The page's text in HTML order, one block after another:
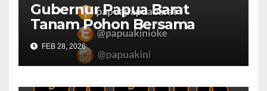
Gubernur Papua Barat
Tanam Pohon Bersama
Civitas Academica
Universitas Muhammadiyah
FEB 28, 2026